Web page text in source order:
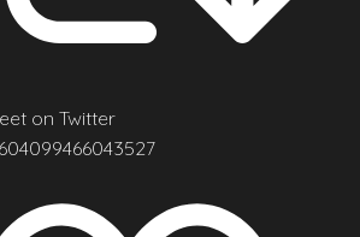
on Twitter